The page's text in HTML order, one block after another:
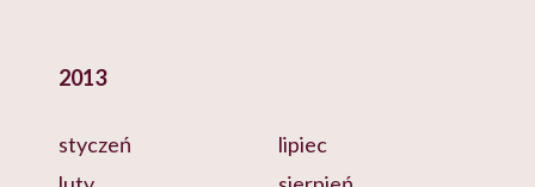
2013
styczeń
lipiec